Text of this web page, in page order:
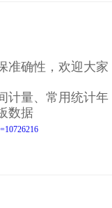
准确性，欢迎大家
计量、常用统计年
数据